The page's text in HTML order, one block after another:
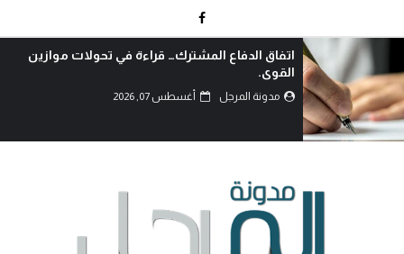
المشترك… قراءة في تحولات موازين
أغسطس 07, 2026
أزمة